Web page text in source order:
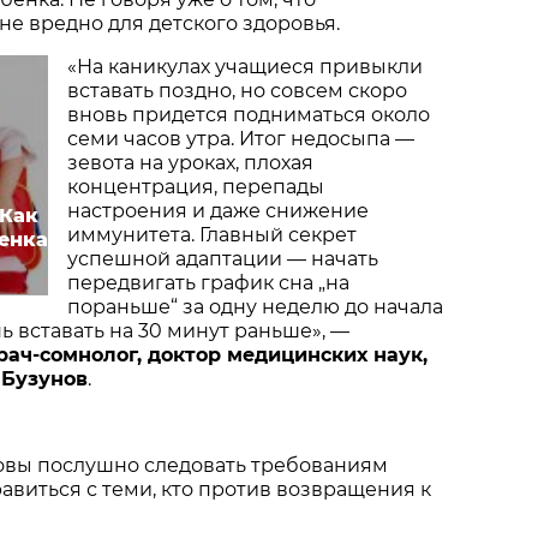
вредно для детского здоровья.
«На каникулах учащиеся привыкли
вставать поздно, но совсем скоро
вновь придется подниматься около
семи часов утра. Итог недосыпа —
зевота на уроках, плохая
концентрация, перепады
настроения и даже снижение
иммунитета. Главный секрет
успешной адаптации — начать
передвигать график сна „на
пораньше“ за одну неделю до начала
вставать на 30 минут раньше», —
сомнолог, доктор медицинских наук,
.
послушно следовать требованиям
с теми, кто против возвращения к